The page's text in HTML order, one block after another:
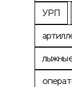
УРП